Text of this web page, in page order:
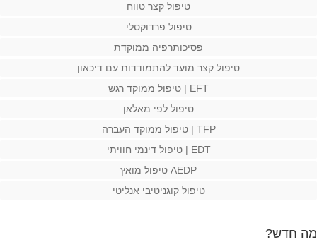
טיפול קצר טווח
טיפול פרדוקסלי
פסיכותרפיה ממוקדת
טיפול קצר מועד להתמודדות עם דיכאון
EFT | טיפול ממוקד רגש
טיפול לפי מאלאן
TFP | טיפול ממוקד העברה
EDT | טיפול דינמי חוויתי
AEDP טיפול מואץ
טיפול קוגניטיבי אנליטי
מה חדש?